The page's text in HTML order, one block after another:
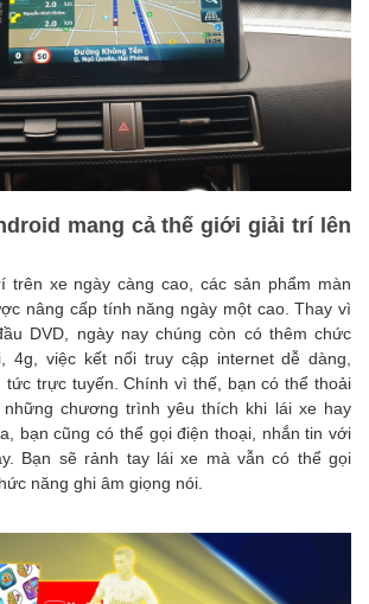
mang cả thế giới giải trí lên
trên xe ngày càng cao, các sản phẩm màn
nâng cấp tính năng ngày một cao. Thay vì
DVD, ngày nay chúng còn có thêm chức
4g, việc kết nối truy cập internet dễ dàng,
tức trực tuyến. Chính vì thế, bạn có thể thoải
chương trình yêu thích khi lái xe hay
bạn cũng có thể gọi điện thoại, nhắn tin với
Bạn sẽ rảnh tay lái xe mà vẫn có thể gọi
năng ghi âm giọng nói.